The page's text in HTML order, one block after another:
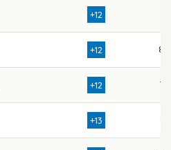
+12 74
+12 83
+12 77
+13 74